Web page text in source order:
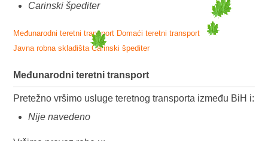
Carinski špediter
Međunarodni teretni transport Domaći teretni transport
Javna robna skladišta Carinski špediter
Međunarodni teretni transport
Pretežno vršimo usluge teretnog transporta između BiH i:
Nije navedeno